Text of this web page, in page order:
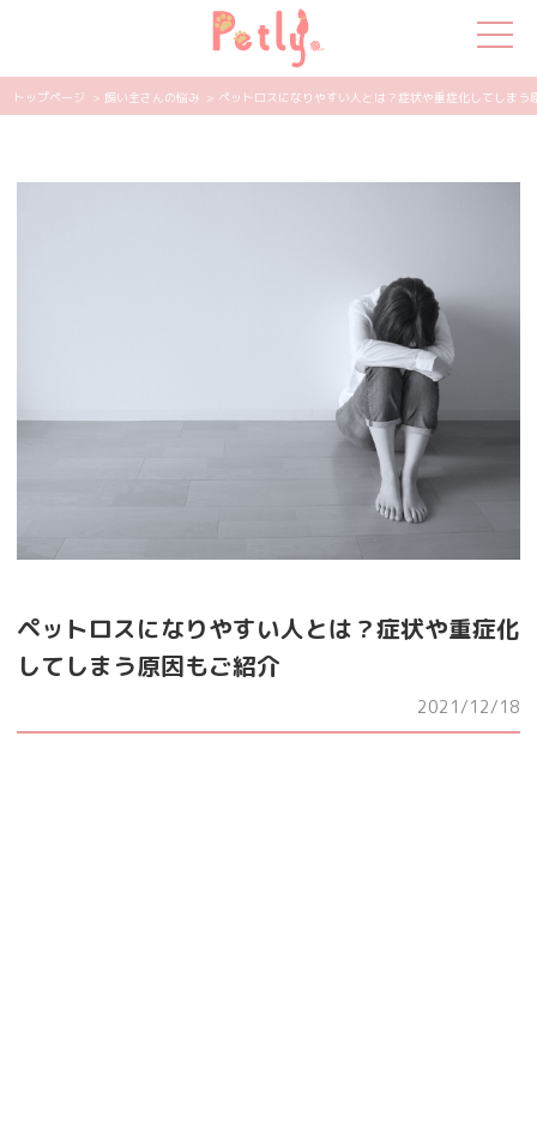
飼い主さんの悩み
知って得する
トップページ > 飼い主さんの悩み > ペットロスになりやすい人とは？症状や重症化してしまう
ペットロスになりやすい人とは？症状や重症化
してしまう原因もご紹介
2021/12/18